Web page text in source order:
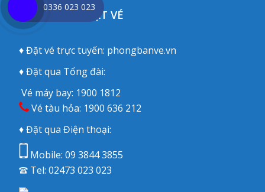
CÁCH THỨC ĐẶT VÉ
♦ Đặt vé trực tuyến: phongbanve.vn
♦ Đặt qua Tổng đài:
Vé máy bay: 1900 1812
Vé tàu hỏa: 1900 636 212
♦ Đặt qua Điện thoại:
Mobile:09 3844 3855
Tel:02473 023 023
0336 023 023